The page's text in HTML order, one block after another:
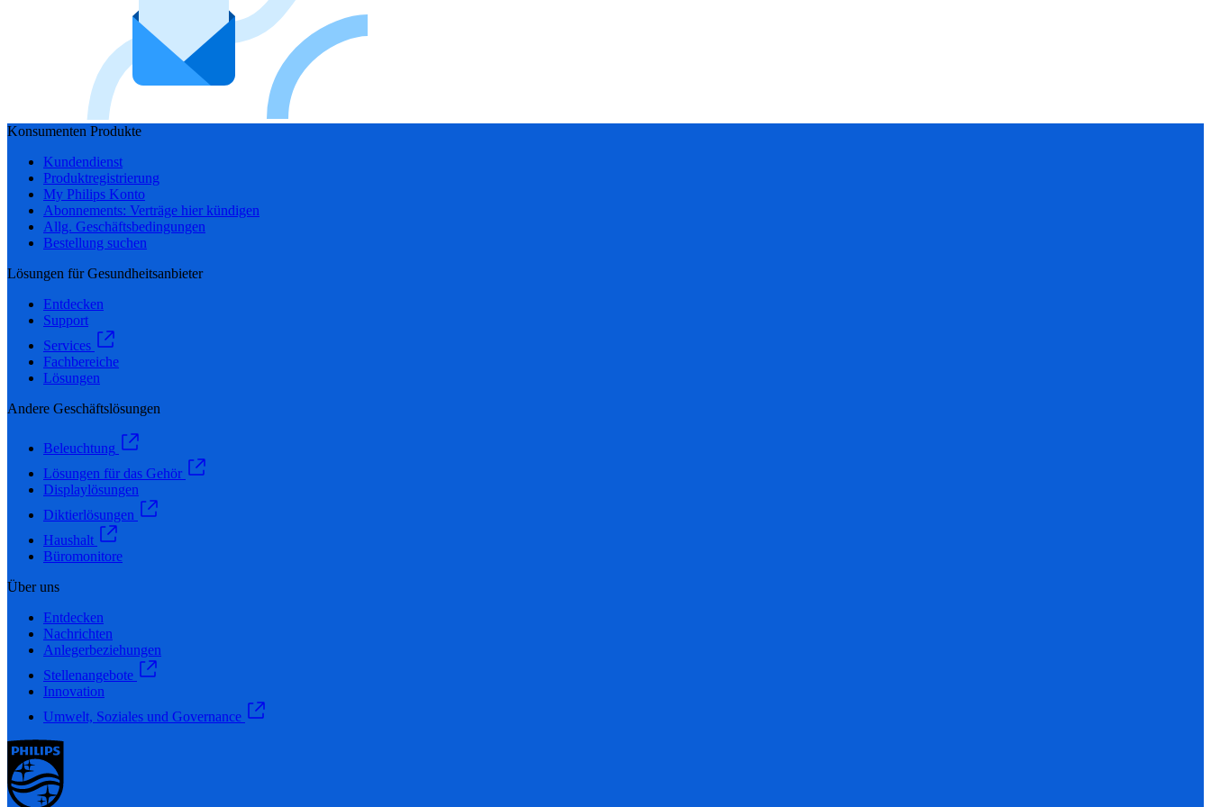
Konsumenten Produkte
Kundendienst
Produktregistrierung
My Philips Konto
Abonnements: Verträge hier kündigen
Allg. Geschäftsbedingungen
Bestellung suchen
Lösungen für Gesundheitsanbieter
Entdecken
Support
Services
Fachbereiche
Lösungen
Andere Geschäftslösungen
Beleuchtung
Lösungen für das Gehör
Displaylösungen
Diktierlösungen
Haushalt
Büromonitore
Über uns
Entdecken
Nachrichten
Anlegerbeziehungen
Stellenangebote
Innovation
Umwelt, Soziales und Governance